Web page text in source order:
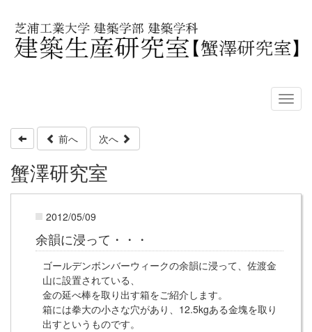
前へ 次へ
蟹澤研究室
2012/05/09
余韻に浸って・・・
ゴールデンボンバーウィークの余韻に浸って、佐渡金
山に設置されている、
金の延べ棒を取り出す箱をご紹介します。
箱には拳大の小さな穴があり、12.5kgある金塊を取り
出すというものです。